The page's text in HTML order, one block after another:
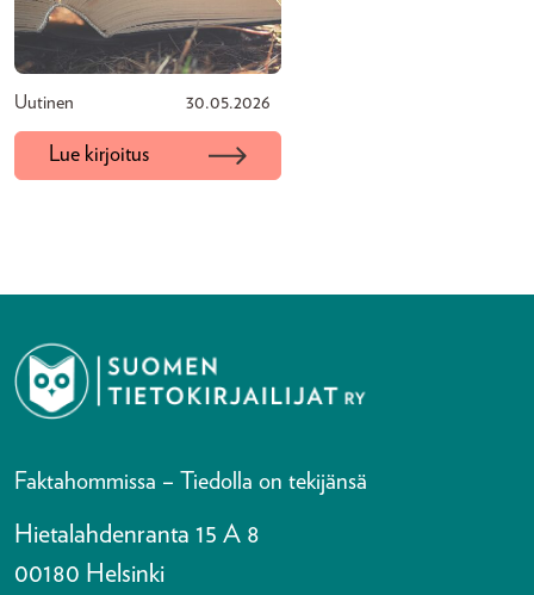
Uutinen 30.05.2026
Lue kirjoitus
Faktahommissa – Tiedolla on tekijänsä
Hietalahdenranta 15 A 8
00180 Helsinki